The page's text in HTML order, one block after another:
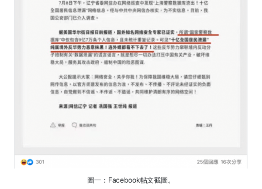
圖一：Facebook帖文截圖。